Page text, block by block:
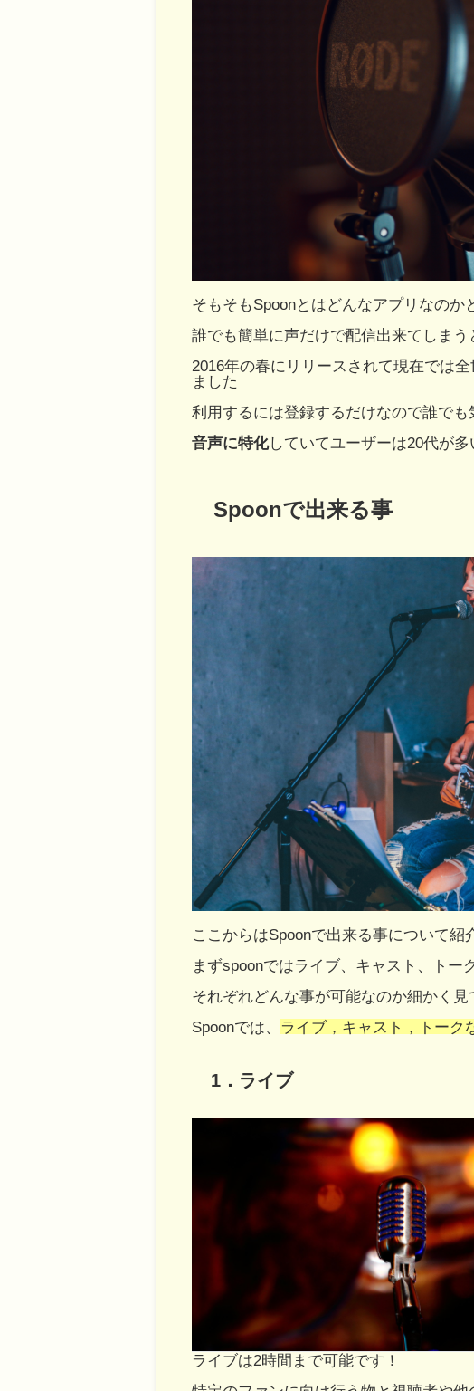
そもそもSpoonとはどんなアプリなのか
誰でも簡単に声だけで配信出来てしまう
2016年の春にリリースされて現在では
ました
利用するには登録するだけなので誰で
音声に特化していてユーザーは20代が多
Spoonで出来る事
ここからはSpoonで出来る事について紹
まずspoonではライブ、キャスト、トー
それぞれどんな事が可能なのか細かく見
Spoonでは、 ライブ，キャスト，トーク
1．ライブ
ライブは2時間まで可能です！